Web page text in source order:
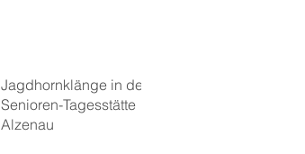
Jagdhornklänge in der
Senioren-Tagesstätte
Alzenau